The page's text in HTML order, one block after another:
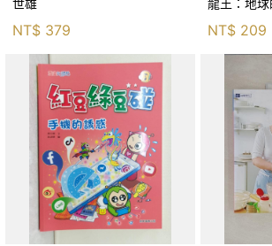
世雄
NT$ 379
龍王：地
胡妙芬
NT$ 209